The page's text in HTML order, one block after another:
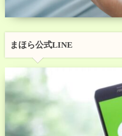
まほら公式LINE